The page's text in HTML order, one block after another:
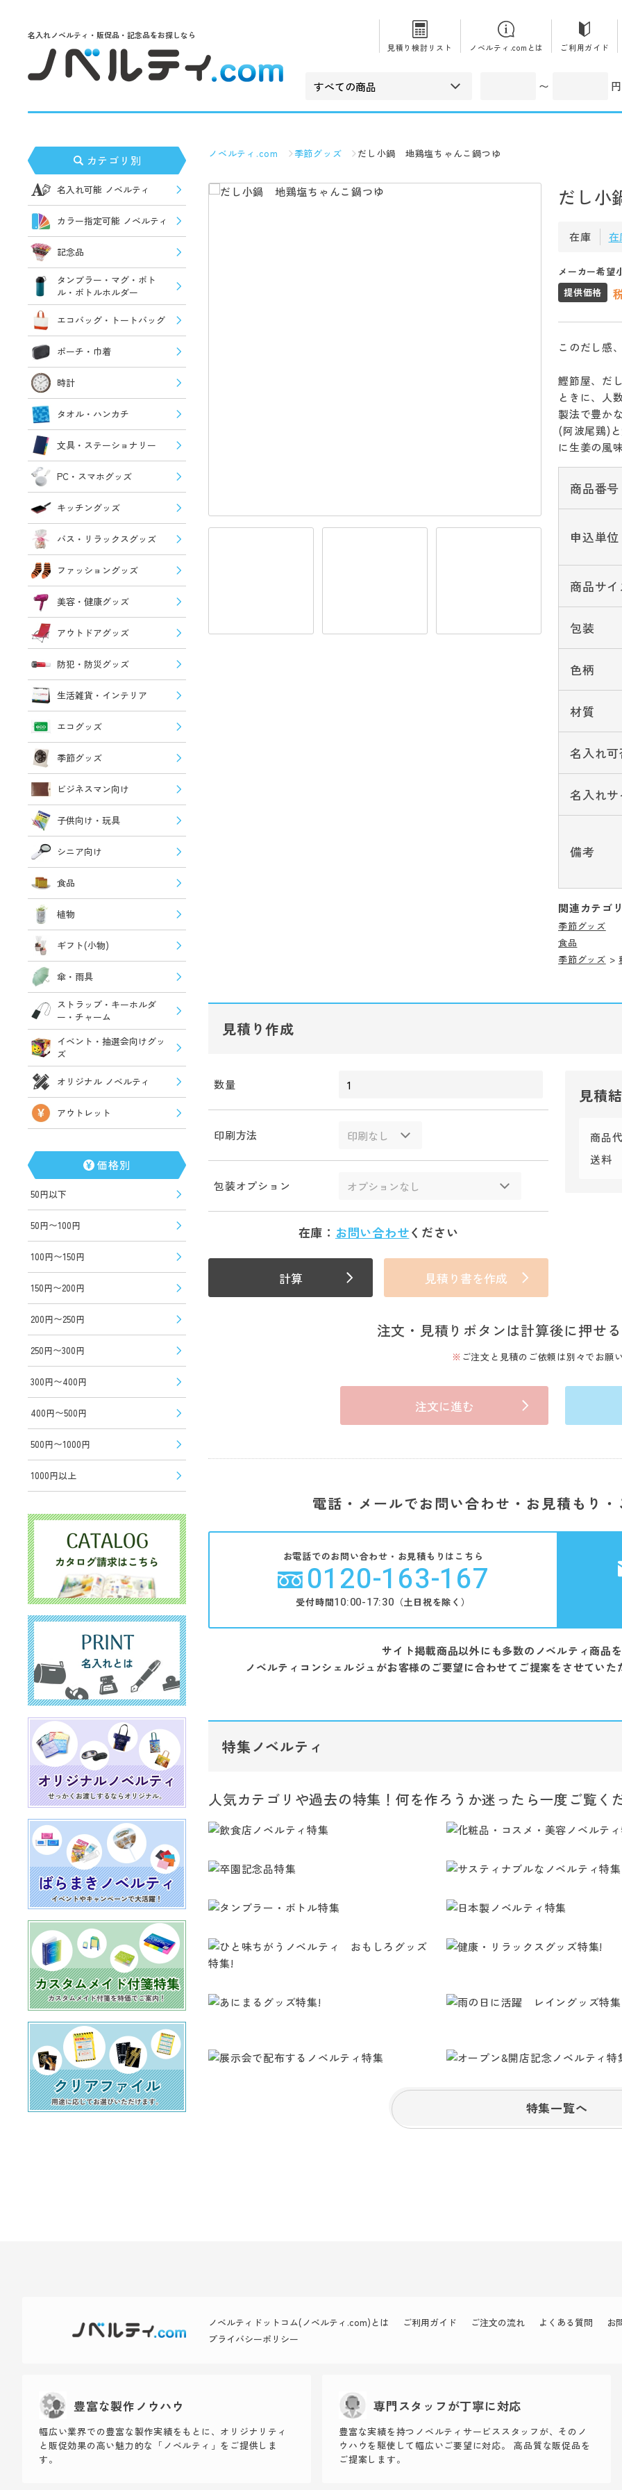
名入れノベルティ・販促品・記念品をお探しなら
見積り検討リスト
ノベルティ.comとは ご利用ガイド
〜 円
カテゴリ別
名入れ可能 ノベルティ
カラー指定可能 ノベルティ
記念品
タンブラー・マグ・ボト
ル・ボトルホルダー
エコバッグ・トートバッグ
ポーチ・巾着
時計
タオル・ハンカチ
文具・ステーショナリー
PC・スマホグッズ
キッチングッズ
バス・リラックスグッズ
ファッショングッズ
美容・健康グッズ
アウトドアグッズ
防犯・防災グッズ
生活雑貨・インテリア
エコグッズ
季節グッズ
ビジネスマン向け
子供向け・玩具
シニア向け
食品
植物
ギフト(小物)
傘・雨具
ストラップ・キーホルダ
ー・チャーム
イベント・抽選会向けグッ
ズ
オリジナル ノベルティ
アウトレット
価格別
50円以下
50円〜100円
100円〜150円
150円〜200円
200円〜250円
250円〜300円
300円〜400円
400円〜500円
500円〜1000円
1000円以上
ノベルティ.com 季節グッズ だし小鍋 地鶏塩ちゃんこ鍋つゆ
だし小
在庫 在
メーカー希望
提供価格
このだし感
鰹節屋、だ
ときに、人
製法で豊か
(阿波尾鶏)
に生姜の風
商品番号
申込単位
商品サ
包装
色柄
材質
名入れ可
名入れ
備考
関連カテゴ
季節グッズ
食品
季節グッズ >
見積り作成
数量
印刷方法
包装オプション
在庫： お問い合わせください
計算 見積り書を作成
見積
商品代
送料
注文・見積りボタンは計算後に押せる
ご注文と見積のご依頼は別々でお願
注文に進む
電話・メールでお問い合わせ・お見積もり・
お電話でのお問い合わせ・お見積もりはこちら
0120-163-167
受付時間10:00-17:30 （土日祝を除く）
サイト掲載商品以外にも多数のノベルティ商品
ノベルティコンシェルジュがお客様のご要望に合わせてご提案をさせていた
特集ノベルティ
人気カテゴリや過去の特集！何を作ろうか迷ったら一度ご覧く
特集一覧へ
ノベルティドットコム(ノベルティ.com)とは ご利用ガイド ご注文の流れ よくある質問 お
プライバシーポリシー
豊富な製作ノウハウ
幅広い業界での豊富な製作実績をもとに、オリジナリティ
と販促効果の高い魅力的な「ノベルティ」をご提供しま
す。
専門スタッフが丁寧に対応
豊富な実績を持つノベルティサービススタッフが、そのノ
ウハウを駆使して幅広いご要望に対応。 高品質な販促品を
ご提案します。